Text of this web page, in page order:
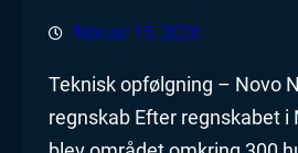
februar 15, 2026
Teknisk opfølgning – Novo
regnskab Efter regnskabet i